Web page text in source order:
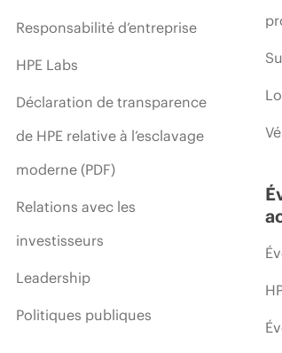
Responsabilité d’entreprise
HPE Labs
Déclaration de transparence
de HPE relative à l’esclavage
moderne (PDF)
Relations avec les
investisseurs
Leadership
Politiques publiques